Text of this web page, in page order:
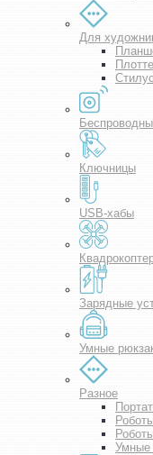
Для
Ключницы
USB-хабы
Зарядные
Умные
Разное